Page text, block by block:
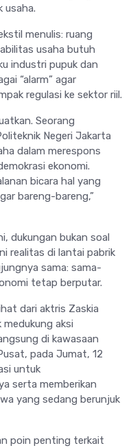
usaha.
menulis: ruang
usaha butuh
industri pupuk dan
“alarm” agar
regulasi ke sektor riil.
Seorang
Negeri Jakarta
dalam merespons
ekonomi.
bicara hal yang
bareng-bareng,”
dukungan bukan soal
realitas di lantai pabrik
sama: sama-
tetap berputar.
dari aktris Zaskia
aksi
di kawasaan
pada Jumat, 12
untuk
serta memberikan
yang sedang berunjuk
poin penting terkait